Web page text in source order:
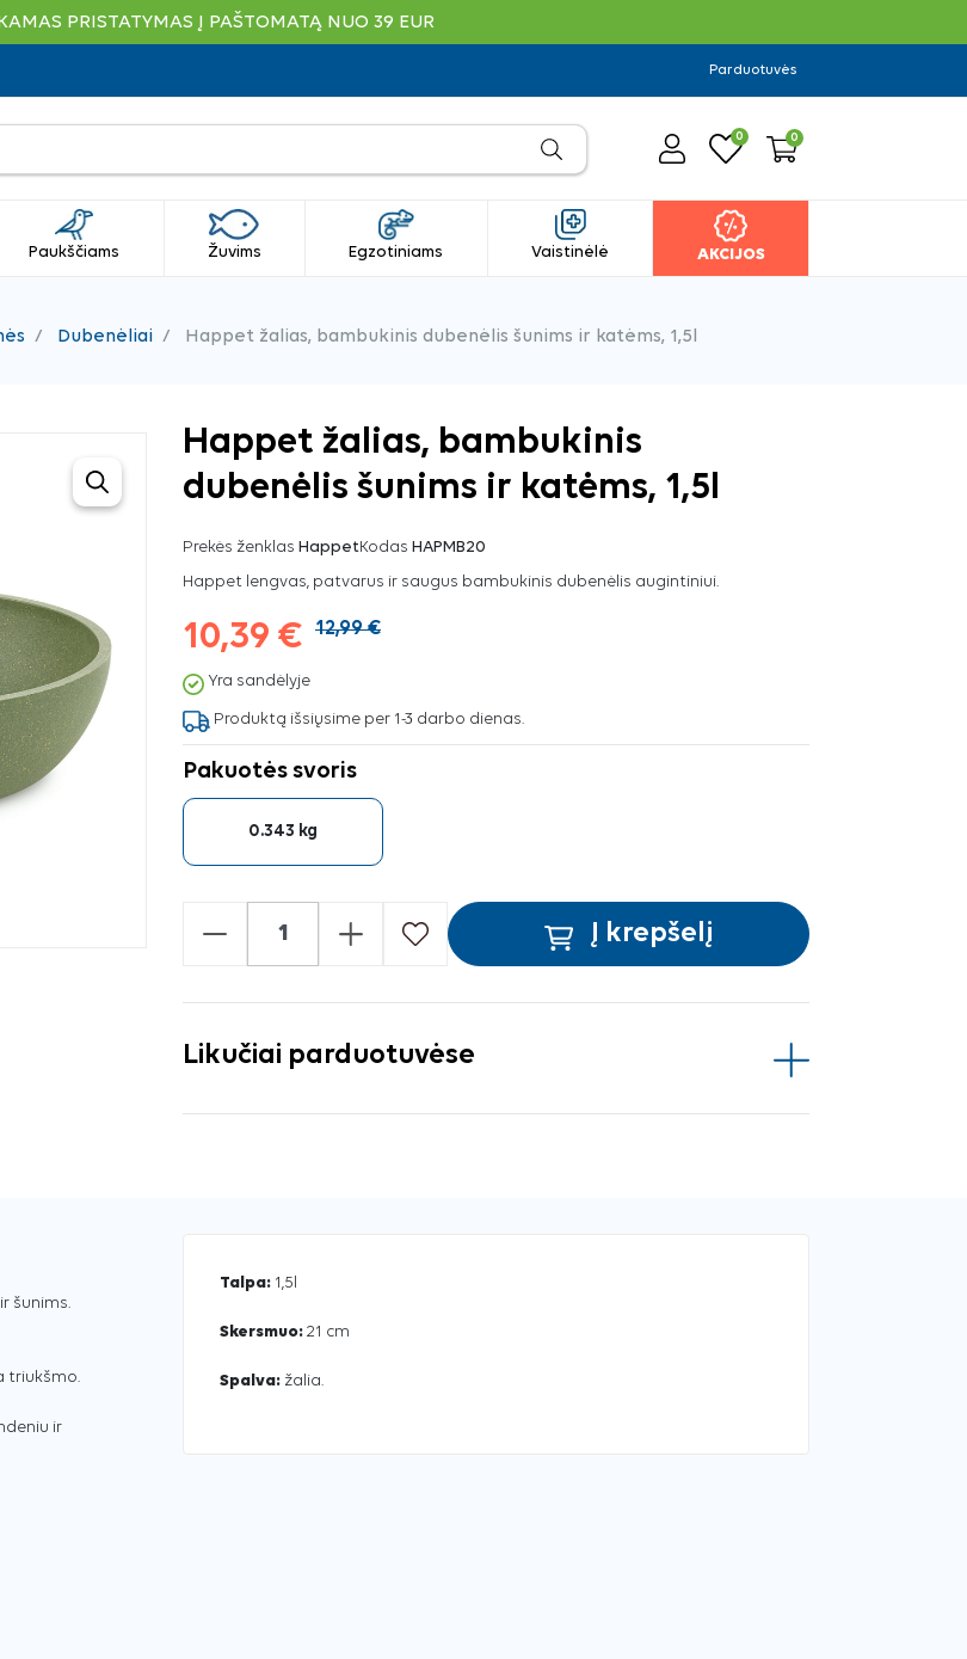
PRISTATYMAS Į PAŠTOMATĄ NUO 39 EUR
Parduotuvės
0 0
Paukščiams Žuvims Egzotiniams Vaistinėlė AKCIJOS
Dubenėliai Happet žalias, bambukinis dubenėlis šunims ir katėms, 1,5l
Happet žalias, bambukinis
dubenėlis šunims ir katėms, 1,5l
Prekės ženklas HappetKodas HAPMB20
Happet lengvas, patvarus ir saugus bambukinis dubenėlis augintiniui.
10,39 € 12,99 €
Yra sandėlyje
Produktą išsiųsime per 1-3 darbo dienas.
Pakuotės svoris
0.343 kg
- + Į krepšelį
Likučiai parduotuvėse
šunims.
triukšmo.
ir
Talpa: 1,5l
Skersmuo: 21 cm
Spalva: žalia.